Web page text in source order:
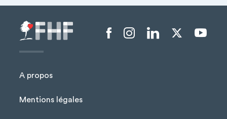
A propos
Mentions légales
Menu liens sociaux